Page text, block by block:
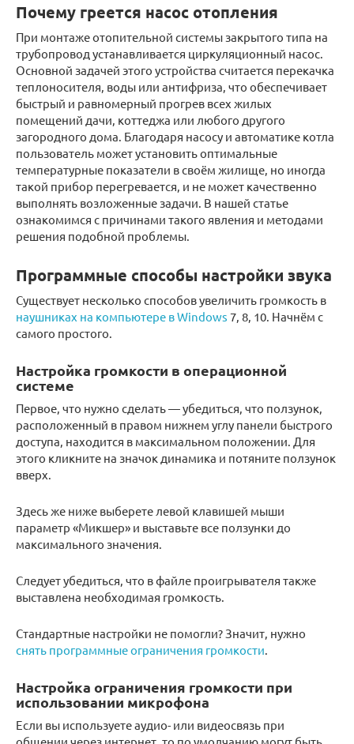
Почему греется насос отопления
При монтаже отопительной системы закрытого типа на
трубопровод устанавливается циркуляционный насос.
Основной задачей этого устройства считается перекачка
теплоносителя, воды или антифриза, что обеспечивает
быстрый и равномерный прогрев всех жилых
помещений дачи, коттеджа или любого другого
загородного дома. Благодаря насосу и автоматике котла
пользователь может установить оптимальные
температурные показатели в своём жилище, но иногда
такой прибор перегревается, и не может качественно
выполнять возложенные задачи. В нашей статье
ознакомимся с причинами такого явления и методами
решения подобной проблемы.
Программные способы настройки звука
Существует несколько способов увеличить громкость в
наушниках на компьютере в Windows 7, 8, 10. Начнём с
самого простого.
Настройка громкости в операционной
системе
Первое, что нужно сделать — убедиться, что ползунок,
расположенный в правом нижнем углу панели быстрого
доступа, находится в максимальном положении. Для
этого кликните на значок динамика и потяните ползунок
вверх.
Здесь же ниже выберете левой клавишей мыши
параметр «Микшер» и выставьте все ползунки до
максимального значения.
Следует убедиться, что в файле проигрывателя также
выставлена необходимая громкость.
Стандартные настройки не помогли? Значит, нужно
снять программные ограничения громкости
Настройка ограничения громкости при
использовании микрофона
Если вы используете аудио- или видеосвязь при
общении через интернет, то по умолчанию могут быть